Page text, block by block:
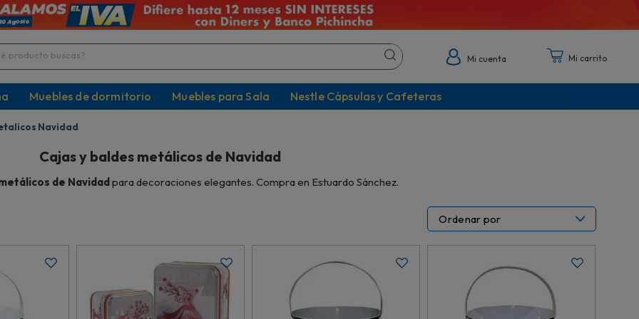
buscas?
Mi cuenta
Muebles de dormitorio Muebles para Sala Nestle Cápsulas y Cafeteras
Navidad
Cajas y baldes metálicos de Navidad
de Navidadpara decoraciones elegantes. Compra en Estuardo Sánchez.
Ordenar por